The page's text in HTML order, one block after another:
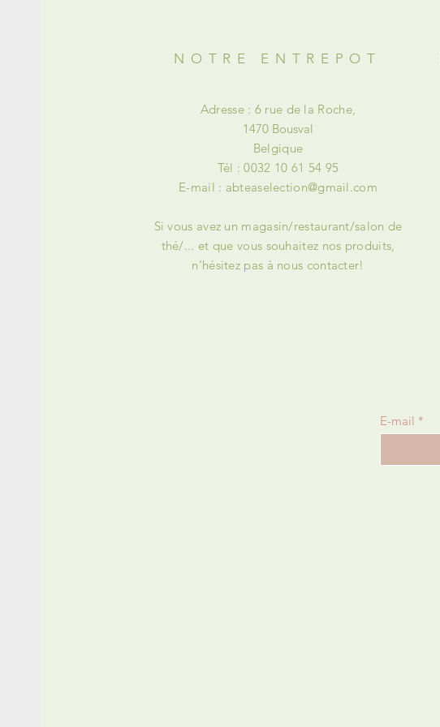
NOTRE ENTREPOT
Adresse : 6 rue de la Roche,
1470 Bousval
Belgique
Tél : 0032 10 61 54 95
E-mail : abteaselection@gmail.com
Si vous avez un magasin/restaurant/salon de
thé/... et que vous souhaitez nos produits,
n'hésitez pas à nous contacter!
E-mail